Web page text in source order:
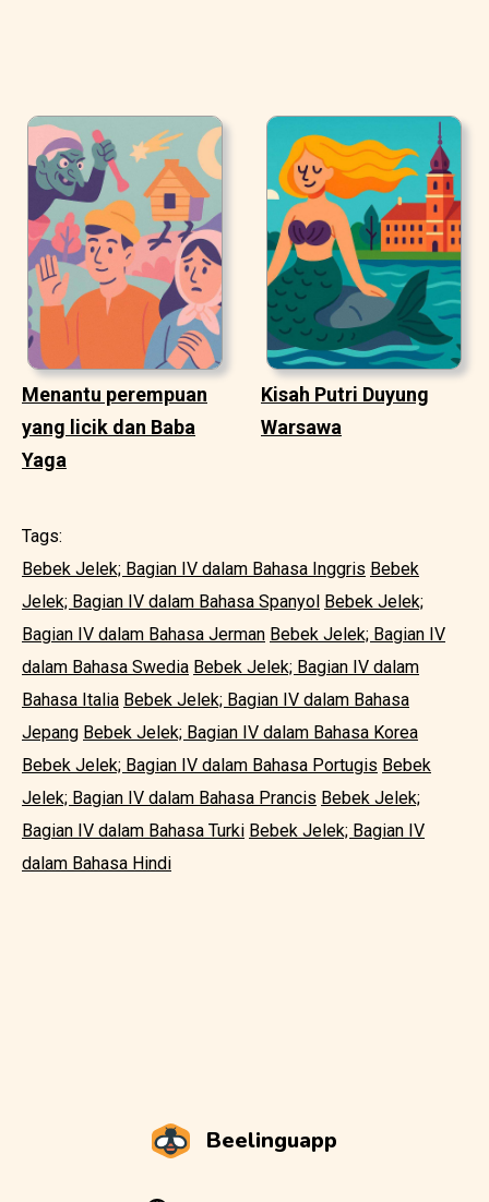
Menantu perempuan
yang licik dan Baba
Yaga
Kisah Putri Duyung
Warsawa
Tags:
Bebek Jelek; Bagian IV dalam Bahasa Inggris Bebek
Jelek; Bagian IV dalam Bahasa Spanyol Bebek Jelek;
Bagian IV dalam Bahasa Jerman Bebek Jelek; Bagian IV
dalam Bahasa Swedia Bebek Jelek; Bagian IV dalam
Bahasa Italia Bebek Jelek; Bagian IV dalam Bahasa
Jepang Bebek Jelek; Bagian IV dalam Bahasa Korea
Bebek Jelek; Bagian IV dalam Bahasa Portugis Bebek
Jelek; Bagian IV dalam Bahasa Prancis Bebek Jelek;
Bagian IV dalam Bahasa Turki Bebek Jelek; Bagian IV
dalam Bahasa Hindi
Beelinguapp